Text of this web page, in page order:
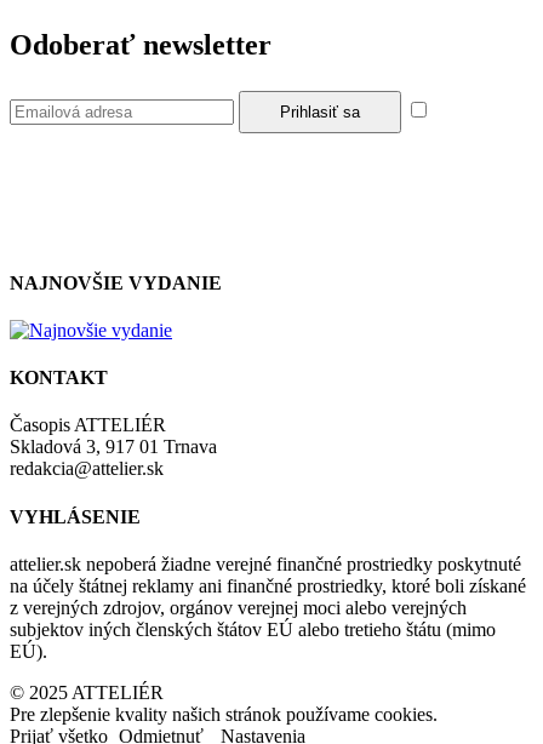
Odoberať newsletter
NAJNOVŠIE VYDANIE
KONTAKT
Časopis ATTELIÉR
Skladová 3, 917 01 Trnava
redakcia@attelier.sk
VYHLÁSENIE
attelier.sk nepoberá žiadne verejné finančné prostriedky poskytnuté
na účely štátnej reklamy ani finančné prostriedky, ktoré boli získané
z verejných zdrojov, orgánov verejnej moci alebo verejných
subjektov iných členských štátov EÚ alebo tretieho štátu (mimo
EÚ).
© 2025 ATTELIÉR
Pre zlepšenie kvality našich stránok používame cookies.
Prijať všetko Odmietnuť Nastavenia